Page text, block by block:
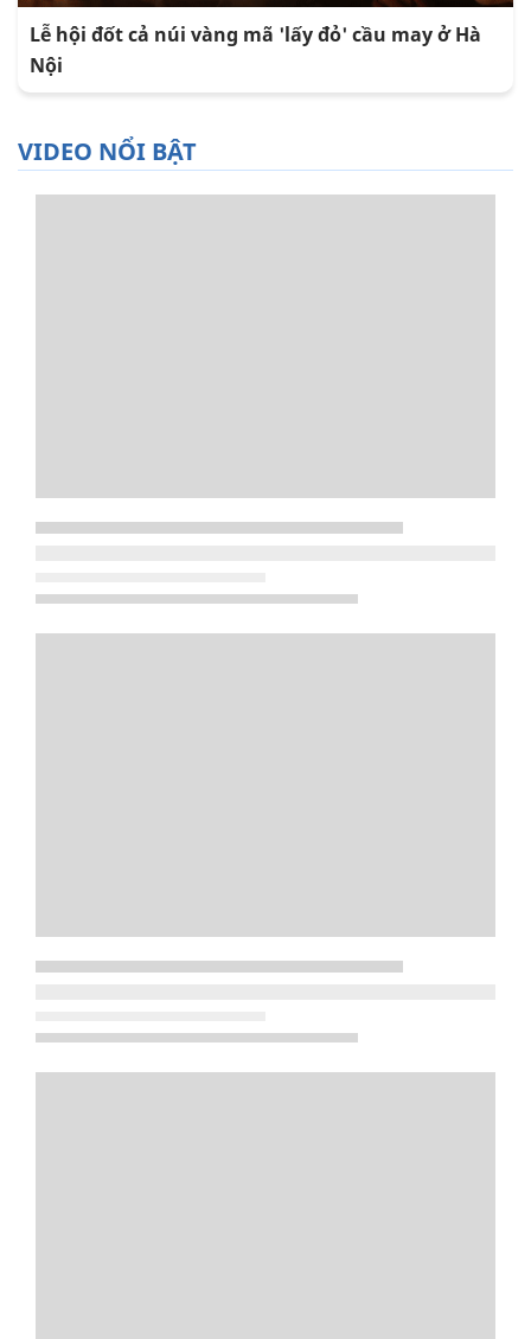
Lễ hội đốt cả núi vàng mã 'lấy đỏ' cầu may ở Hà
Nội
VIDEO NỔI BẬT